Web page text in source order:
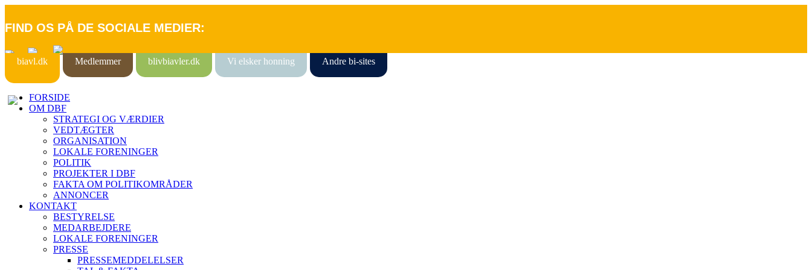
FIND OS PÅ DE SOCIALE MEDIER:
biavl.dk Medlemmer blivbiavler.dk Vi elsker honning Andre bi-sites
FORSIDE
OM DBF
STRATEGI OG VÆRDIER
VEDTÆGTER
ORGANISATION
LOKALE FORENINGER
POLITIK
PROJEKTER I DBF
FAKTA OM POLITIKOMRÅDER
ANNONCER
KONTAKT
BESTYRELSE
MEDARBEJDERE
LOKALE FORENINGER
PRESSE
PRESSEMEDDELELSER